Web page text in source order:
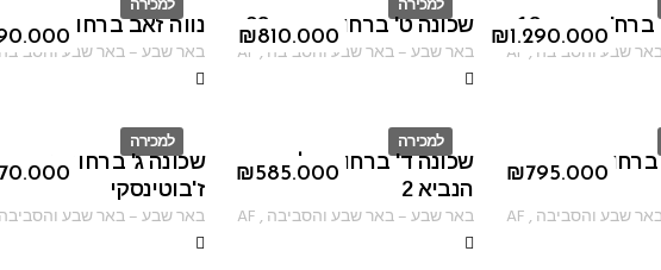
למכירה
ID
נווה זאב ברחוב יעקב
באר שבע–באר שבע והסביבה
למכירה
ID
₪810.000
שכונה ט' ברחוב מגידו 38
באר שבע–באר שבע והסביבה ,
AF
₪1.290.000
עין גדי 18
שבע והסביבה ,
AF
למכירה
ID
שכונה ג' ברחוב זאב
ז'בוטינסקי
באר שבע–באר שבע והסביבה
למכירה
ID
₪585.000
שכונה ד' ברחוב אליהו
הנביא 2
באר שבע–באר שבע והסביבה ,
AF
₪795.000
רחוב
שבע והסביבה ,
AF